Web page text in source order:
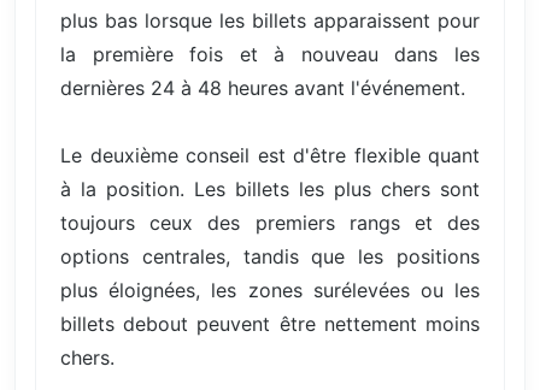
plus bas lorsque les billets apparaissent pour
la première fois et à nouveau dans les
dernières 24 à 48 heures avant l'événement.
Le deuxième conseil est d'être flexible quant
à la position. Les billets les plus chers sont
toujours ceux des premiers rangs et des
options centrales, tandis que les positions
plus éloignées, les zones surélevées ou les
billets debout peuvent être nettement moins
chers.